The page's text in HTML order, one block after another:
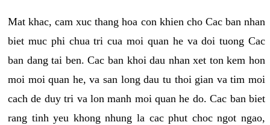
Mat khac, cam xuc thang hoa con khien cho Cac ban nhan
biet muc phi chua tri cua moi quan he va doi tuong Cac
ban dang tai ben. Cac ban khoi dau nhan xet ton kem hon
moi moi quan he, va san long dau tu thoi gian va tim moi
cach de duy tri va lon manh moi quan he do. Cac ban biet
rang tinh yeu khong nhung la cac phut choc ngot ngao,